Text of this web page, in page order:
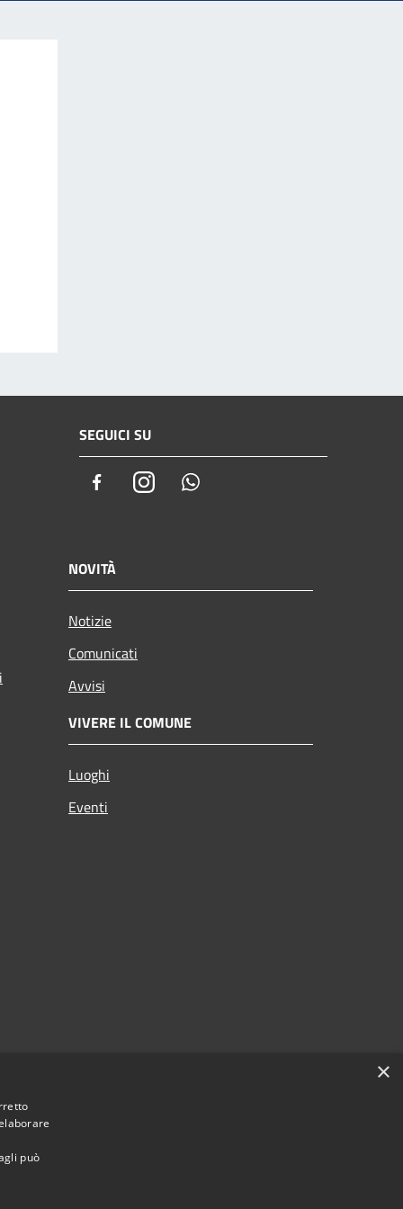
SEGUICI SU
FacebookInstagram
NOVITÀ
Notizie
Comunicati
Avvisi
VIVERE IL COMUNE
Luoghi
Eventi
×
può